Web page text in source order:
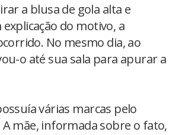
a blusa de gola alta e
do motivo, a
No mesmo dia, ao
o até sua sala para apurar a
várias marcas pelo
mãe, informada sobre o fato,